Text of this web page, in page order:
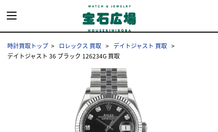
時計買取トップ ロレックス 買取
デイトジャスト 買取
デイトジャスト 36 ブラック 126234G 買取